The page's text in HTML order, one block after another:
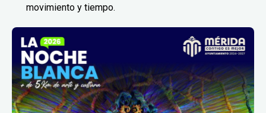
movimiento y tiempo.